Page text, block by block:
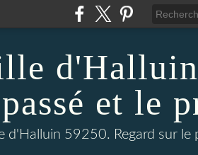
et le
d'Halluin 59250. Regard sur le